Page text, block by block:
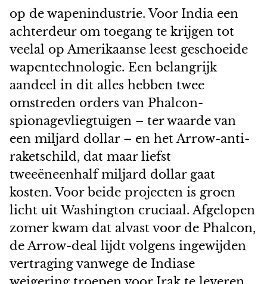
op de wapenindustrie. Voor India een
achterdeur om toegang te krijgen tot
veelal op Amerikaanse leest geschoeide
wapentechnologie. Een belangrijk
aandeel in dit alles hebben twee
omstreden orders van Phalcon-
spionagevliegtuigen – ter waarde van
een miljard dollar – en het Arrow-anti-
raketschild, dat maar liefst
tweeëneenhalf miljard dollar gaat
kosten. Voor beide projecten is groen
licht uit Washington cruciaal. Afgelopen
zomer kwam dat alvast voor de Phalcon,
de Arrow-deal lijdt volgens ingewijden
vertraging vanwege de Indiase